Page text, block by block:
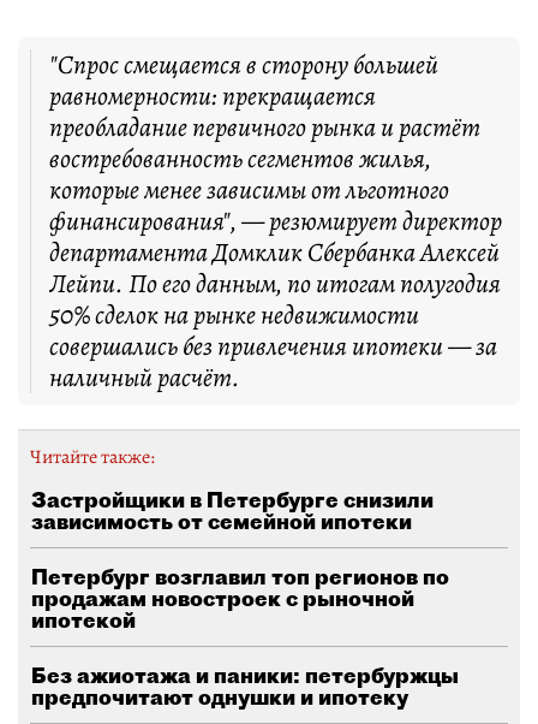
"Спрос смещается в сторону большей
равномерности: прекращается
преобладание первичного рынка и растёт
востребованность сегментов жилья,
которые менее зависимы от льготного
финансирования", — резюмирует директор
департамента Домклик Сбербанка Алексей
Лейпи. По его данным, по итогам полугодия
50% сделок на рынке недвижимости
совершались без привлечения ипотеки — за
наличный расчёт.
Читайте также:
Застройщики в Петербурге снизили
зависимость от семейной ипотеки
Петербург возглавил топ регионов по
продажам новостроек с рыночной
ипотекой
Без ажиотажа и паники: петербуржцы
предпочитают однушки и ипотеку